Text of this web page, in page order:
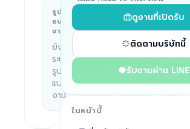
รูป
แบบ
งาน
ยังไม่
ระบุ
รูป
แบบ
งาน
บริษัททำอะไร
—
ดูงานที่เปิดรับ
ติดตามบริษัทนี้
รับงานผ่าน LINE
ในหน้านี้